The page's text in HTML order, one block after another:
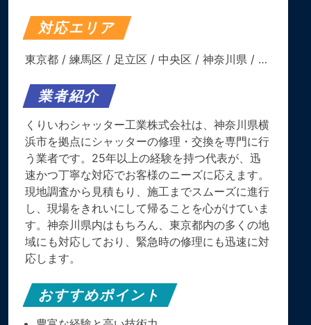
対応エリア
東京都 / 練馬区 / 足立区 / 中央区 / 神奈川県 / …
業者紹介
くりいわシャッター工業株式会社は、神奈川県横
浜市を拠点にシャッターの修理・交換を専門に行
う業者です。​25年以上の経験を持つ代表が、迅
速かつ丁寧な対応でお客様のニーズに応えます。​
現地調査から見積もり、施工までスムーズに進行
し、現場をきれいにして帰ることを心がけていま
す。​神奈川県内はもちろん、東京都内の多くの地
域にも対応しており、緊急時の修理にも迅速に対
応します。
おすすめポイント